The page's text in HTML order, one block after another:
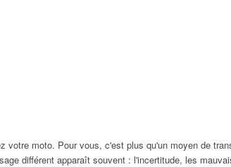
votre moto. Pour vous, c'est plus qu'un moyen de
différent apparaît souvent : l'incertitude, les